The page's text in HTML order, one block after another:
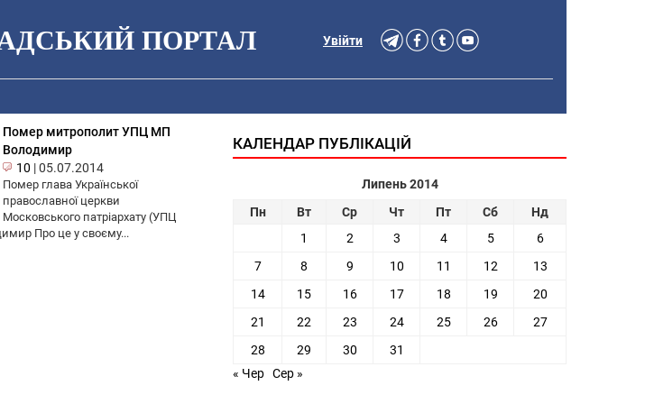
ПОРТАЛ Увійти
Помер митрополит УПЦ МП
Володимир
10 |05.07.2014
Помер глава Української
православної церкви
Московського патріархату (УПЦ
Про це у своєму...
КАЛЕНДАР ПУБЛІКАЦІЙ
Липень 2014
Пн
Вт Ср Чт Пт Сб
Нд
1
2 3 4 5
6
7
8 9 10 11 12
13
14
15 16 17 18 19
20
21
22 23 24 25 26
27
28
29 30
31
« Чер Сер »